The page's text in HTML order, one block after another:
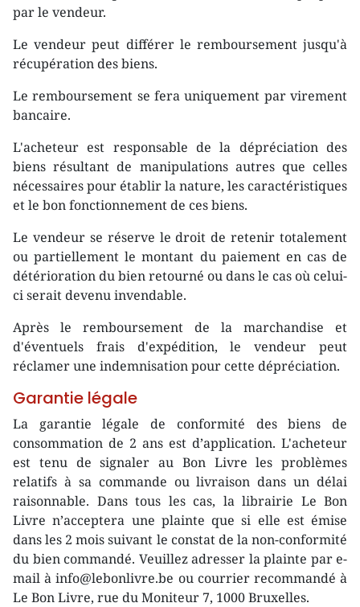
par le vendeur.
Le vendeur peut différer le remboursement jusqu'à
récupération des biens.
Le remboursement se fera uniquement par virement
bancaire.
L'acheteur est responsable de la dépréciation des
biens résultant de manipulations autres que celles
nécessaires pour établir la nature, les caractéristiques
et le bon fonctionnement de ces biens.
Le vendeur se réserve le droit de retenir totalement
ou partiellement le montant du paiement en cas de
détérioration du bien retourné ou dans le cas où celui-
ci serait devenu invendable.
Après le remboursement de la marchandise et
d'éventuels frais d'expédition, le vendeur peut
réclamer une indemnisation pour cette dépréciation.
Garantie légale
La garantie légale de conformité des biens de
consommation de 2 ans est d’application. L'acheteur
est tenu de signaler au Bon Livre les problèmes
relatifs à sa commande ou livraison dans un délai
raisonnable. Dans tous les cas, la librairie Le Bon
Livre n’acceptera une plainte que si elle est émise
dans les 2 mois suivant le constat de la non-conformité
du bien commandé. Veuillez adresser la plainte par e-
mail à info@lebonlivre.be ou courrier recommandé à
Le Bon Livre, rue du Moniteur 7, 1000 Bruxelles.